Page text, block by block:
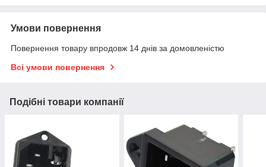
Умови повернення
Повернення товару впродовж 14 днів за домовленістю
Всі умови повернення
Подібні товари компанії